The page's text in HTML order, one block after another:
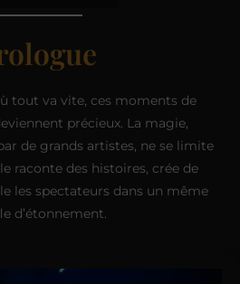
tout va vite, ces moments de
précieux. La magie,
de grands artistes, ne se limite
raconte des histoires, crée de
les spectateurs dans un même
d’étonnement.